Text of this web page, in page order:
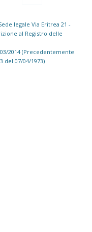
legale Via Eritrea 21 -
al Registro delle
2014 (Precedentemente
del 07/04/1973)